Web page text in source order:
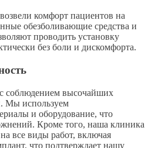
комфорт пациентов на
обезболивающие средства и
проводить установку
без боли и дискомфорта.
соблюдением высочайших
Мы используем
и оборудование, что
Кроме того, наша клиника
все виды работ, включая
что подтверждает нашу